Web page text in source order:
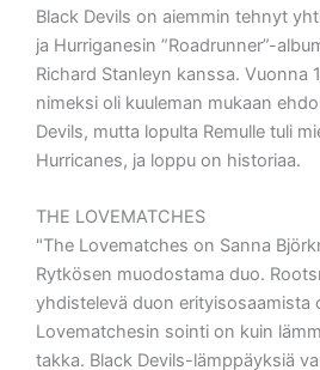
Black Devils on aiemmin tehnyt
ja Hurriganesin ”Roadrunner”-
Richard Stanleyn kanssa. Vuonna
nimeksi oli kuuleman mukaan
Devils, mutta lopulta Remulle tuli
Hurricanes, ja loppu on historiaa.
THE LOVEMATCHES
"The Lovematches on Sanna
Rytkösen muodostama duo.
yhdistelevä duon erityisosaamista
Lovematchesin sointi on kuin
takka. Black Devils-lämppäyksiä